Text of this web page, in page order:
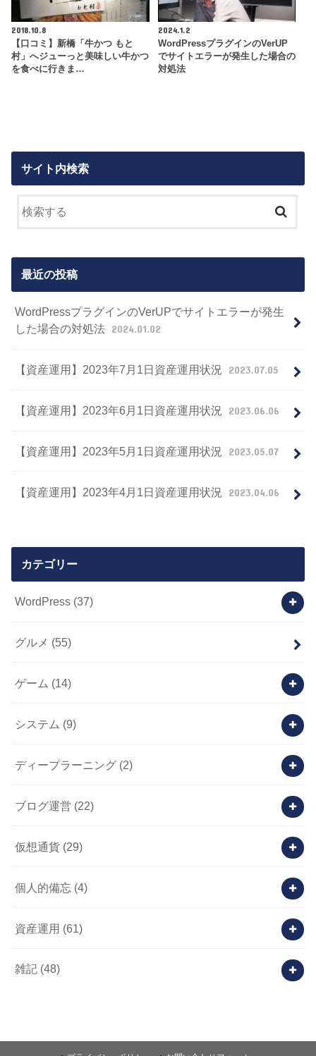
2018.10.8
【口コミ】新橋「牛かつ もと
村」へジューっと美味しい牛かつ
を食べに行きま…
2024.1.2
WordPressプラグインのVerUP
でサイトエラーが発生した場合の
対処法
サイト内検索
最近の投稿
WordPressプラグインのVerUPでサイトエラーが発生
した場合の対処法 2024.01.02
【資産運用】2023年7月1日資産運用状況 2023.07.05
【資産運用】2023年6月1日資産運用状況 2023.06.06
【資産運用】2023年5月1日資産運用状況 2023.05.07
【資産運用】2023年4月1日資産運用状況 2023.04.06
カテゴリー
WordPress (37)
グルメ (55)
ゲーム (14)
システム (9)
ディープラーニング (2)
ブログ運営 (22)
仮想通貨 (29)
個人的備忘 (4)
資産運用 (61)
雑記 (48)